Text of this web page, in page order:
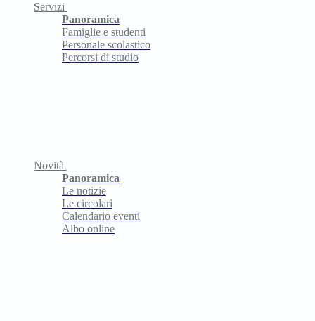
Servizi
Panoramica
Famiglie e studenti
Personale scolastico
Percorsi di studio
Novità
Panoramica
Le notizie
Le circolari
Calendario eventi
Albo online